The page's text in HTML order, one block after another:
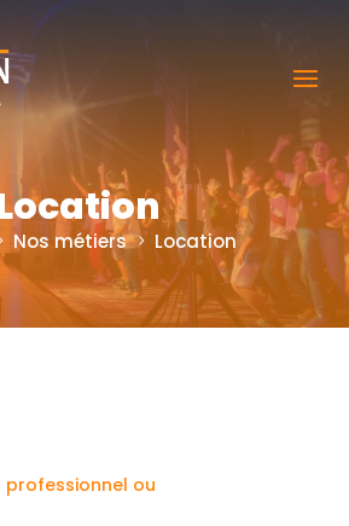
Nos métiers Location
professionnel ou